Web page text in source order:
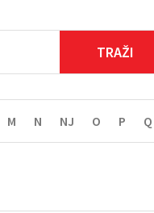
M N NJ O P Q